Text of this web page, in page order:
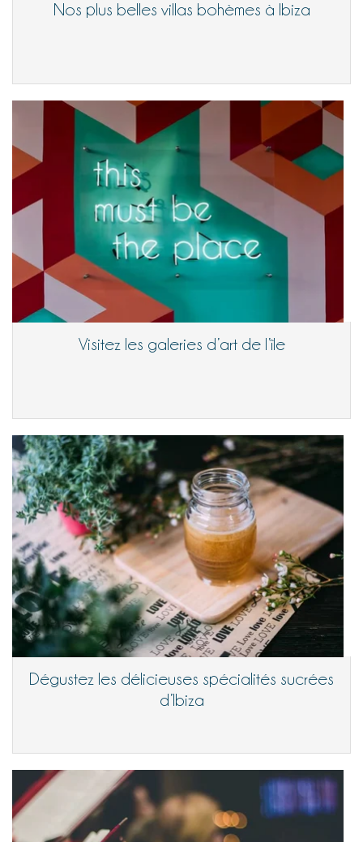
Nos plus belles villas bohèmes à Ibiza
Visitez les galeries d’art de l’île
Dégustez les délicieuses spécialités sucrées
d’Ibiza